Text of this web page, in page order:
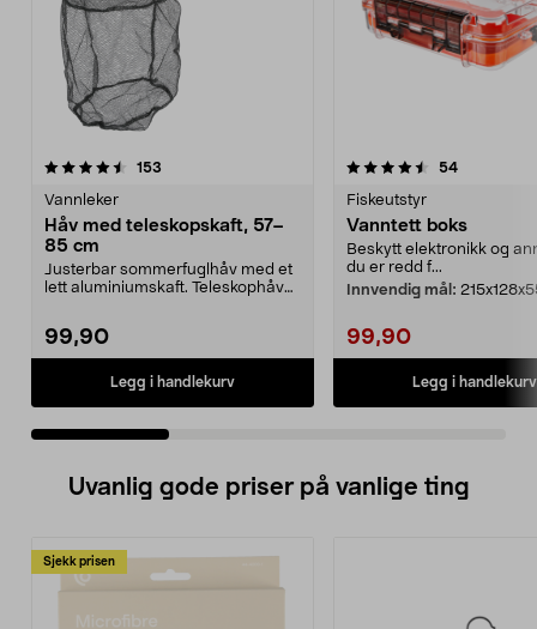
153
Vannleker
Håv med teleskopskaft, 57–
85 cm
Justerbar sommerfuglhåv med et
lett aluminiumskaft. Teleskophåv
99,90
Legg i handlekurv
4.5 av 5 stjerner 54
Fiskeutstyr
Vanntett boks
Beskytt elektronikk og
du er redd f...
Innvendig mål:
99,90
Legg i handlekurv
4.5 av 5 stjerner
Uvanlig gode priser på vanlige ting
Sjekk prisen